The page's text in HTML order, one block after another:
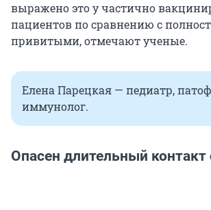
выражено это у частично
пациентов по сравнению с
привитыми, отмечают ученые.
Елена Парецкая — педиатр,
иммунолог.
Опасен длительный